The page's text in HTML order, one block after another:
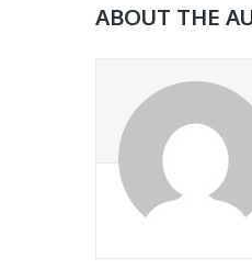
ABOUT THE